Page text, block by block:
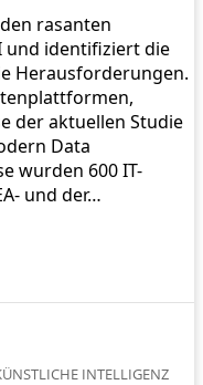
rasanten
und identifiziert die
Herausforderungen.
der aktuellen Studie
Data
wurden 600 IT-
und der…
INTELLIGENZ